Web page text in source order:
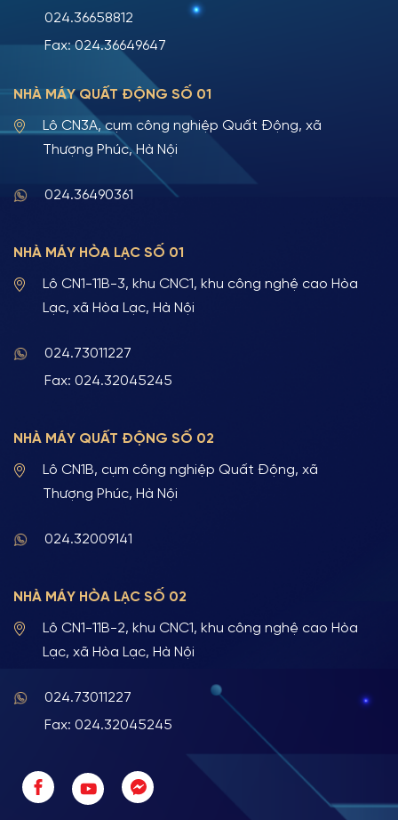
024.36658812
Fax: 024.36649647
NHÀ MÁY QUẤT ĐỘNG SỐ 01
Lô CN3A, cụm công nghiệp Quất Động, xã
Thượng Phúc, Hà Nội
024.36490361
NHÀ MÁY HÒA LẠC SỐ 01
Lô CN1-11B-3, khu CNC1, khu công nghệ cao Hòa
Lạc, xã Hòa Lạc, Hà Nội
024.73011227
Fax: 024.32045245
NHÀ MÁY QUẤT ĐỘNG SỐ 02
Lô CN1B, cụm công nghiệp Quất Động, xã
Thượng Phúc, Hà Nội
024.32009141
NHÀ MÁY HÒA LẠC SỐ 02
Lô CN1-11B-2, khu CNC1, khu công nghệ cao Hòa
Lạc, xã Hòa Lạc, Hà Nội
024.73011227
Fax: 024.32045245